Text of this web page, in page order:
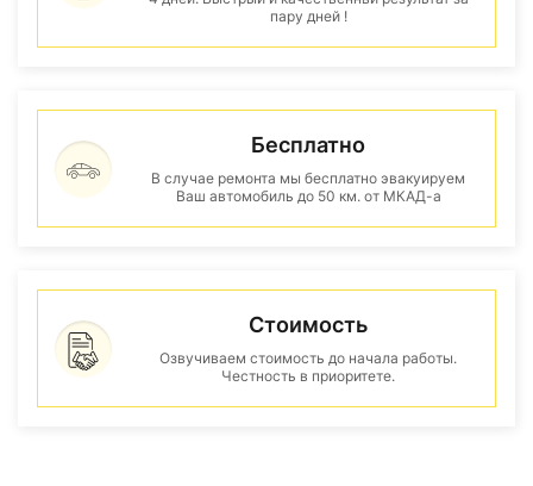
пару дней !
Бесплатно
В случае ремонта мы бесплатно эвакуируем
Ваш автомобиль до 50 км. от МКАД-а
Стоимость
Озвучиваем стоимость до начала работы.
Честность в приоритете.